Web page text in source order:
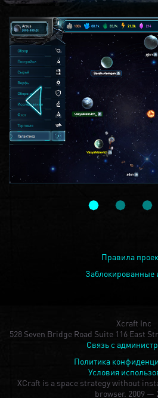
Правила
Заблокированные
Xcraft Inc
528 Seven Bridge Road Suite 116 East
Связь с
Политика
Условия
XCraft is a space strategy without
browser. 2009 —